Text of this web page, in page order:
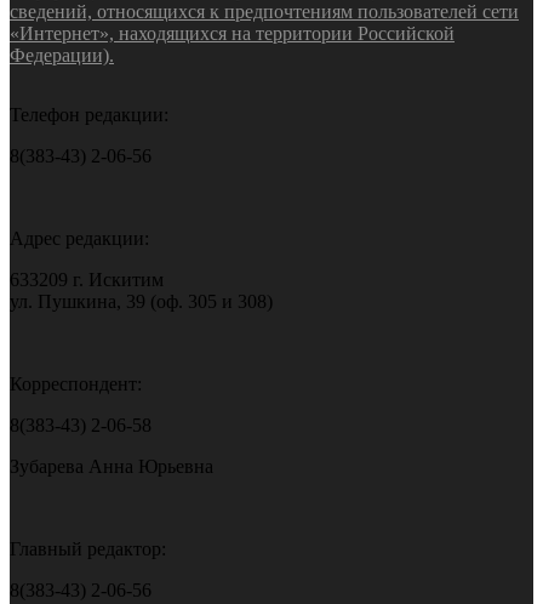
сведений, относящихся к предпочтениям пользователей сети
«Интернет», находящихся на территории Российской
Федерации).
Телефон редакции:
8(383-43) 2-06-56
Адрес редакции:
633209 г. Искитим
ул. Пушкина, 39 (оф. 305 и 308)
Корреспондент:
8(383-43) 2-06-58
Зубарева Анна Юрьевна
Главный редактор:
8(383-43) 2-06-56